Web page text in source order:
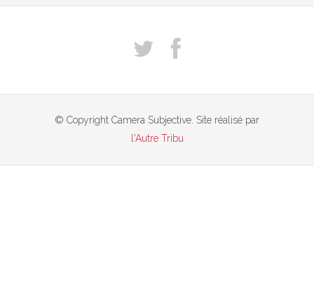
© Copyright Camera Subjective. Site réalisé par
l'Autre Tribu